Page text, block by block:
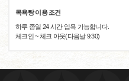
목욕탕 이용 조건
하루 종일 24 시간 입욕 가능합니다.
체크인 ~ 체크 아웃(다음날 9:30)